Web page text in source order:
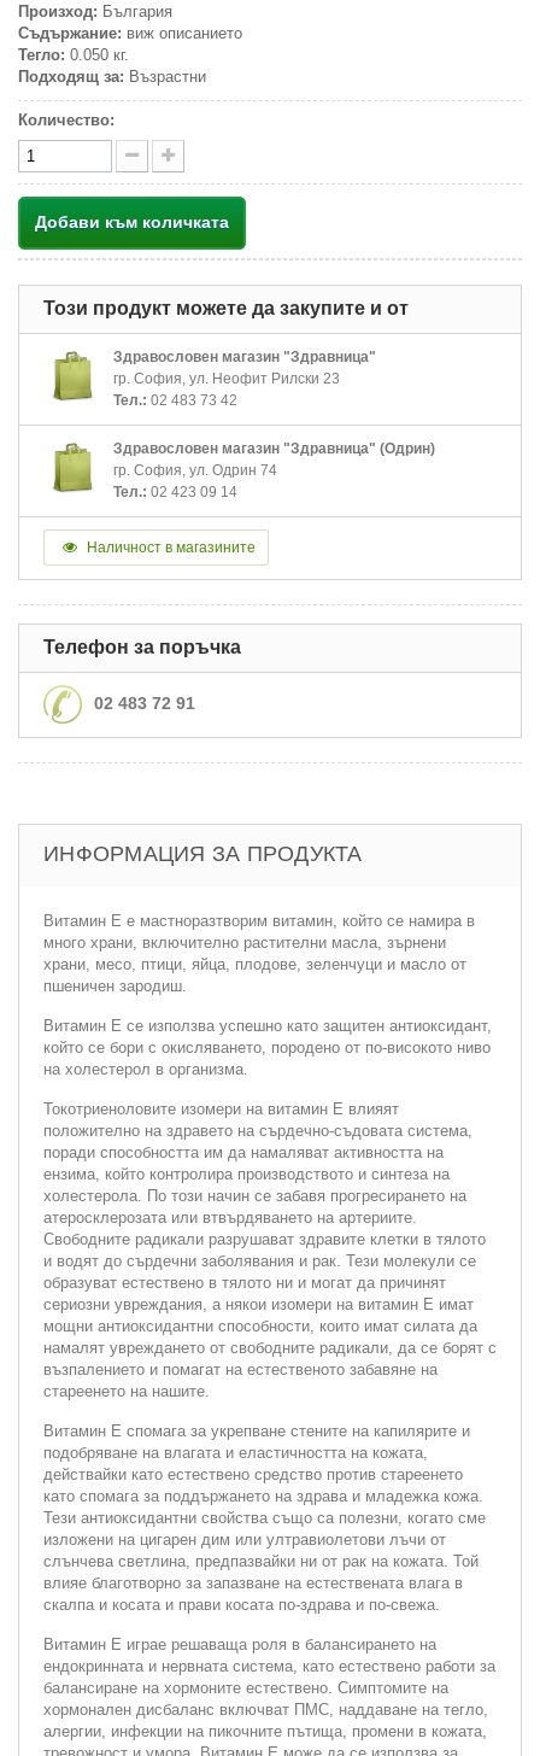
Произход: България
Съдържание: виж описанието
Тегло: 0.050 кг.
Подходящ за: Възрастни
Количество:
Добави към количката
Този продукт можете да закупите и от
Здравословен магазин "Здравница"
гр. София, ул. Неофит Рилски 23
Тел.: 02 483 73 42
Здравословен магазин "Здравница" (Одрин)
гр. София, ул. Одрин 74
Тел.: 02 423 09 14
Наличност в магазините
Телефон за поръчка
02 483 72 91
ИНФОРМАЦИЯ ЗА ПРОДУКТА
Витамин Е е мастноразтворим витамин, който се намира в
много храни, включително растителни масла, зърнени
храни, месо, птици, яйца, плодове, зеленчуци и масло от
пшеничен зародиш.
Витамин Е се използва успешно като защитен антиоксидант,
който се бори с окисляването, породено от по-високото ниво
на холестерол в организма.
Токотриеноловите изомери на витамин Е влияят
положително на здравето на сърдечно-съдовата система,
поради способността им да намаляват активността на
ензима, който контролира производството и синтеза на
холестерола. По този начин се забавя прогресирането на
атеросклерозата или втвърдяването на артериите.
Свободните радикали разрушават здравите клетки в тялото
и водят до сърдечни заболявания и рак. Тези молекули се
образуват естествено в тялото ни и могат да причинят
сериозни увреждания, а някои изомери на витамин Е имат
мощни антиоксидантни способности, които имат силата да
намалят увреждането от свободните радикали, да се борят с
възпалението и помагат на естественото забавяне на
стареенето на нашите.
Витамин Е спомага за укрепване стените на капилярите и
подобряване на влагата и еластичността на кожата,
действайки като естествено средство против стареенето
като спомага за поддържането на здрава и младежка кожа.
Тези антиоксидантни свойства също са полезни, когато сме
изложени на цигарен дим или ултравиолетови лъчи от
слънчева светлина, предпазвайки ни от рак на кожата. Той
влияе благотворно за запазване на естествената влага в
скалпа и косата и прави косата по-здрава и по-свежа.
Витамин Е играе решаваща роля в балансирането на
ендокринната и нервната система, като естествено работи за
балансиране на хормоните естествено. Симптомите на
хормонален дисбаланс включват ПМС, наддаване на тегло,
алергии, инфекции на пикочните пътища, промени в кожата,